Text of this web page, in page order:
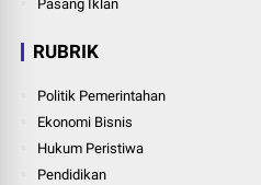
Pasang Iklan
RUBRIK
Politik Pemerintahan
Ekonomi Bisnis
Hukum Peristiwa
Pendidikan